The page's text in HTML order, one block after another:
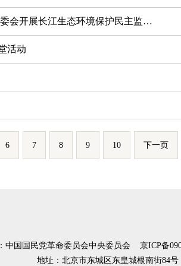
会开展长江生态环境保护民主监…
活动
6 7 8 9 10 下一页
中国国民党革命委员会中央委员会 京ICP备
地址：北京市东城区东皇城根南街84